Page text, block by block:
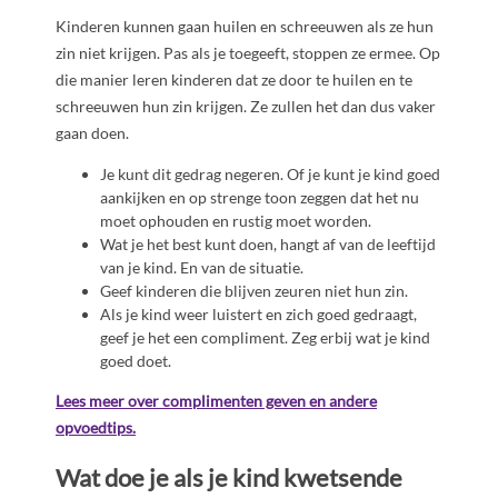
Kinderen kunnen gaan huilen en schreeuwen als ze hun
zin niet krijgen. Pas als je toegeeft, stoppen ze ermee. Op
die manier leren kinderen dat ze door te huilen en te
schreeuwen hun zin krijgen. Ze zullen het dan dus vaker
gaan doen.
Je kunt dit gedrag negeren. Of je kunt je kind goed
aankijken en op strenge toon zeggen dat het nu
moet ophouden en rustig moet worden.
Wat je het best kunt doen, hangt af van de leeftijd
van je kind. En van de situatie.
Geef kinderen die blijven zeuren niet hun zin.
Als je kind weer luistert en zich goed gedraagt,
geef je het een compliment. Zeg erbij wat je kind
goed doet.
Lees meer over complimenten geven en andere
opvoedtips.
Wat doe je als je kind kwetsende